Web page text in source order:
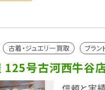
古着・ジュエリー買取 ブラン
125号古河西牛谷